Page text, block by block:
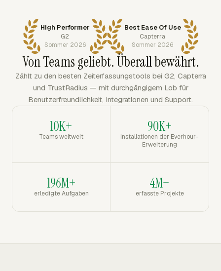
High Performer
G2
Sommer 2026
Best Ease Of Use
Capterra
Sommer 2026
Von Teams geliebt. Überall bewährt.
Zählt zu den besten Zeiterfassungstools bei G2, Capterra
und TrustRadius — mit durchgängigem Lob für
Benutzerfreundlichkeit, Integrationen und Support.
10K+
Teams weltweit
90K+
Installationen der Everhour-
Erweiterung
196M+
erledigte Aufgaben
4M+
erfasste Projekte